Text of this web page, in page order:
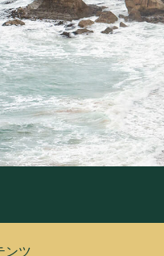
トラリア 教育
産 基本情報
Educational tool
世界遺産
ンツ